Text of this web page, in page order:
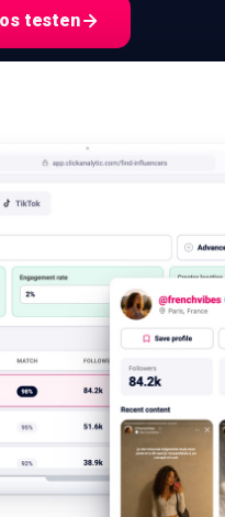
testen